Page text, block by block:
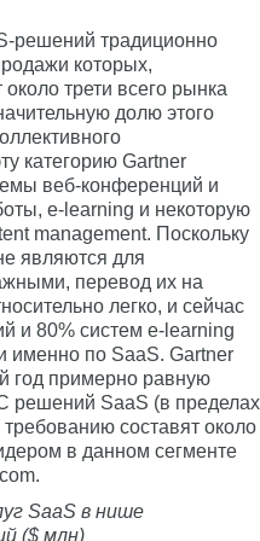
решений традиционно
которых,
трети всего рынка
долю этого
категорию Gartner
веб-конференций и
e-learning и некоторую
management. Поскольку
являются для
перевод их на
легко, и сейчас
и 80% систем e-learning
именно по SaaS. Gartner
год примерно равную
решений SaaS (в пределах
составят около
в данном сегменте
SaaS в нише
($ млн)